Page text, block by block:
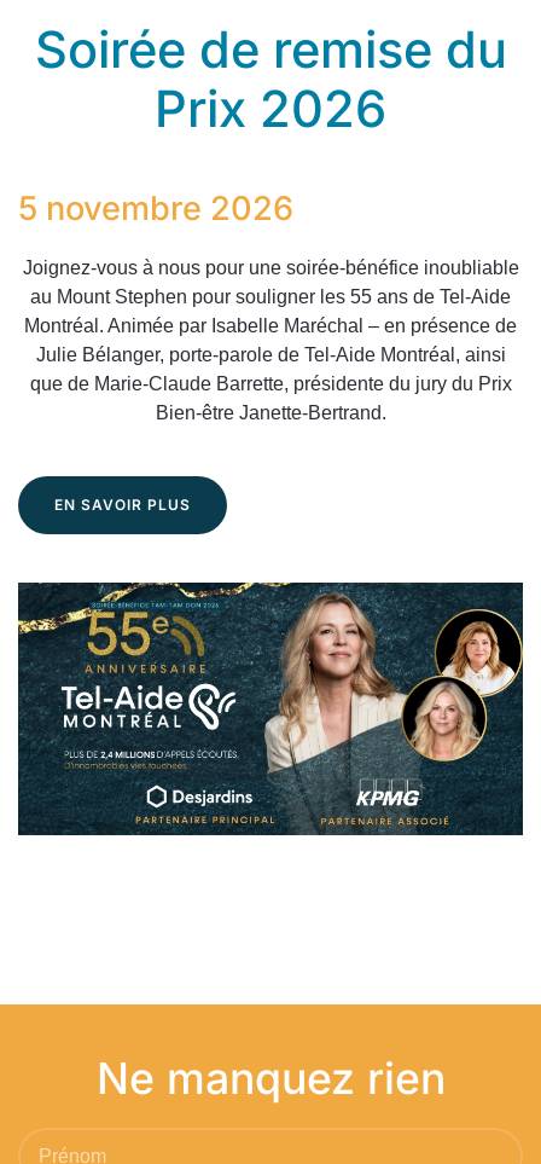
Soirée de remise du
Prix 2026
5 novembre 2026
Joignez-vous à nous pour une soirée-bénéfice inoubliable
au Mount Stephen pour souligner les 55 ans de Tel-Aide
Montréal. Animée par Isabelle Maréchal – en présence de
Julie Bélanger, porte-parole de Tel-Aide Montréal, ainsi
que de Marie-Claude Barrette, présidente du jury du Prix
Bien-être Janette-Bertrand.
EN SAVOIR PLUS
Ne manquez rien